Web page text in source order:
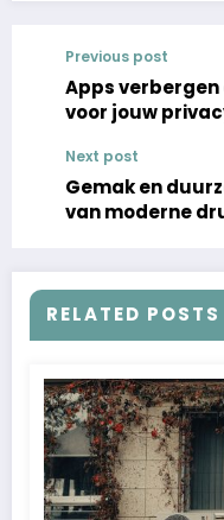
Previous post
Apps
voor jouw
Next post
Gemak en
van moderne
RELATED POSTS